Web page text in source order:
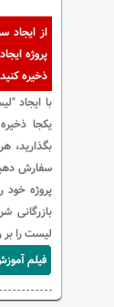
از ایجاد
پروژه
ذخیره
با ایجاد
یکجا
بگذارید،
سفارش
پروژه خود
بازرگانی
لیست را
فیلم